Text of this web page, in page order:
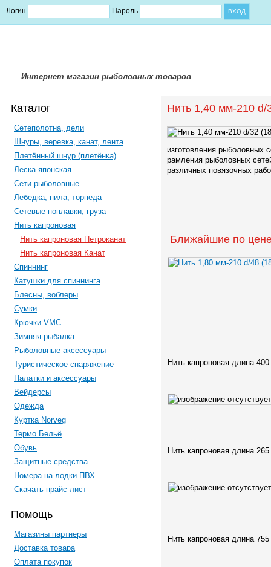
Логин Пароль
Интернет магазин рыболовных товаров
Каталог
Сетеполотна, дели
Шнуры, веревка, канат, лента
Плетённый шнур (плетёнка)
Леска японская
Сети рыболовные
Лебедка, пила, торпеда
Сетевые поплавки, груза
Нить капроновая
Нить капроновая Петроканат
Нить капроновая Канат
Спиннинг
Катушки для спиннинга
Блесны, воблеры
Сумки
Крючки VMC
Зимняя рыбалка
Рыболовные аксессуары
Туристическое снаряжение
Палатки и аксессуары
Вейдерсы
Одежда
Куртка Norveg
Термо Бельё
Обувь
Защитные средства
Номера на лодки ПВХ
Скачать прайс-лист
Помощь
Магазины партнеры
Доставка товара
Оплата покупок
Нить 1,40 мм-210 d/
изготовления рыболовных
рамления рыболовных
различных повязочных
Ближайшие по
Нить капроновая длина
Нить капроновая длина
Нить капроновая длина